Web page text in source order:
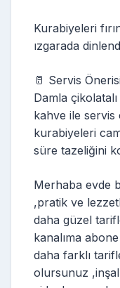
Kurabiyeleri
ızgarada
🥛 Servis Önerisi
Damla
kahve ile servis
kurabiyeleri
süre tazeliğini
Merhaba evde
,pratik ve
daha güzel
kanalıma
daha farklı
olursunuz